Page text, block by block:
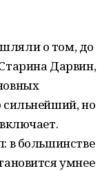
о том, до
Дарвин,
сильнейший, но
в большинстве
умнее